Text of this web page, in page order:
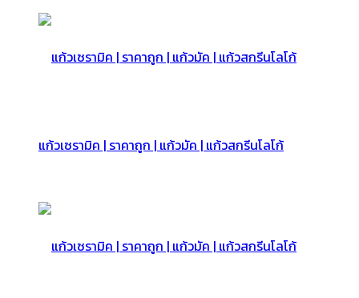
แก้วเซรามิค | ราคาถูก | แก้วมัค | แก้วสกรีนโลโก้